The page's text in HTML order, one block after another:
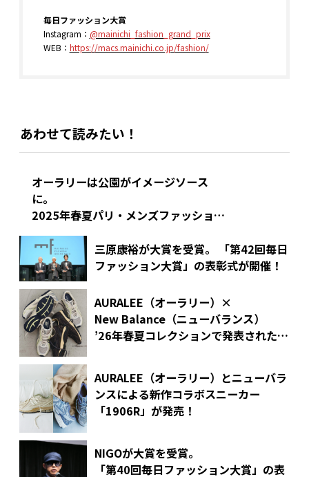
毎日ファッション大賞
Instagram： @mainichi_fashion_grand_prix
WEB： https://macs.mainichi.co.jp/fashion/
あわせて読みたい！
オーラリーは公園がイメージソース
に。
2025年春夏パリ・メンズファッション
ウィークより
三原康裕が大賞を受賞。
「第42回毎日
ファッション大賞」の表彰式が開催！
AURALEE（オーラリー）×
New Balance（ニューバランス）
’26年春夏コレクションで発表された
AURALEE（オーラリー）とニューバラ
ンスによる新作コラボスニーカー
「1906R」が発売！
NIGOが大賞を受賞。
「第40回毎日ファッション大賞」の表